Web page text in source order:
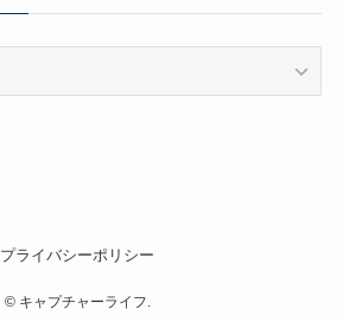
プライバシーポリシー
©キャプチャーライフ.